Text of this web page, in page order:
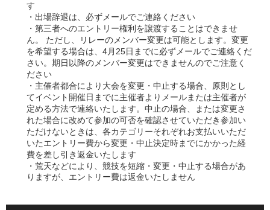
す
・出場辞退は、必ずメールでご連絡ください
・第三者へのエントリー権利を譲渡することはできませ
ん。 ただし、リレーのメンバー変更は可能とします。変更
を希望する場合は、4月25日までに必ずメールでご連絡くだ
さい。期日以降のメンバー変更はできませんのでご注意く
ださい
・主催者都合により大会を変更・中止する場合、原則とし
てイベント開催日までに主催者よりメールまたは主催者が
定める方法で連絡いたします。中止の場合、または変更さ
れた場合に改めて参加の可否を確認させていただき参加い
ただけないときは、各カテゴリーそれぞれお支払いいただ
いたエントリー費から変更・中止決定時までにかかった経
費を差し引き返金いたします
・荒天などにより、競技を短縮・変更・中止する場合があ
りますが、エントリー費は返金いたしません